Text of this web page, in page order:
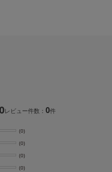
レビュー件数： 0件
(0)
(0)
(0)
(0)